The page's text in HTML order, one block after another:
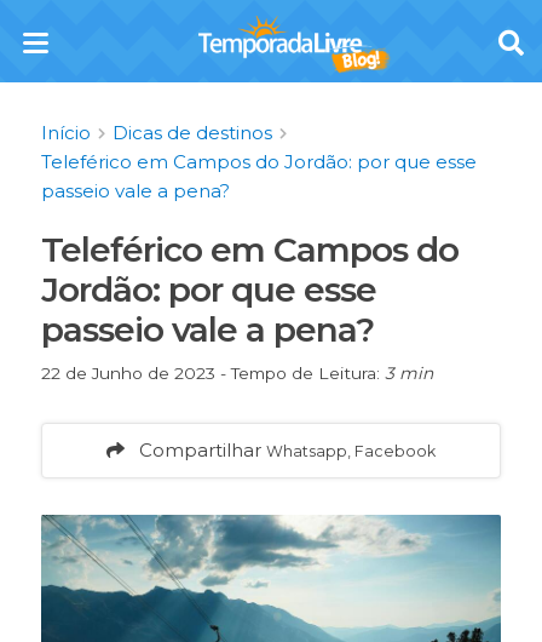
Início
Dicas de destinos
Teleférico em Campos do Jordão: por que esse
passeio vale a pena?
Teleférico em Campos do
Jordão: por que esse
passeio vale a pena?
22 de Junho de 2023 - Tempo de Leitura: 3 min
Compartilhar Whatsapp, Facebook